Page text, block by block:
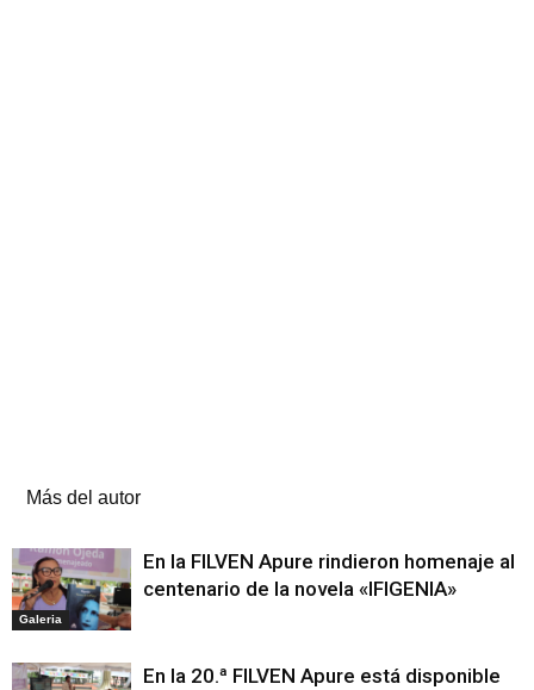
Más del autor
Galeria
En la FILVEN Apure rindieron homenaje al
centenario de la novela «IFIGENIA»
En la 20.ª FILVEN Apure está disponible